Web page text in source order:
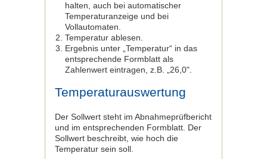
halten, auch bei automatischer
Temperaturanzeige und bei
Vollautomaten.
Temperatur ablesen.
Ergebnis unter „Temperatur“ in das
entsprechende Formblatt als
Zahlenwert eintragen, z.B. „26,0".
Temperaturauswertung
Der Sollwert steht im Abnahmeprüfbericht
und im entsprechenden Formblatt. Der
Sollwert beschreibt, wie hoch die
Temperatur sein soll.